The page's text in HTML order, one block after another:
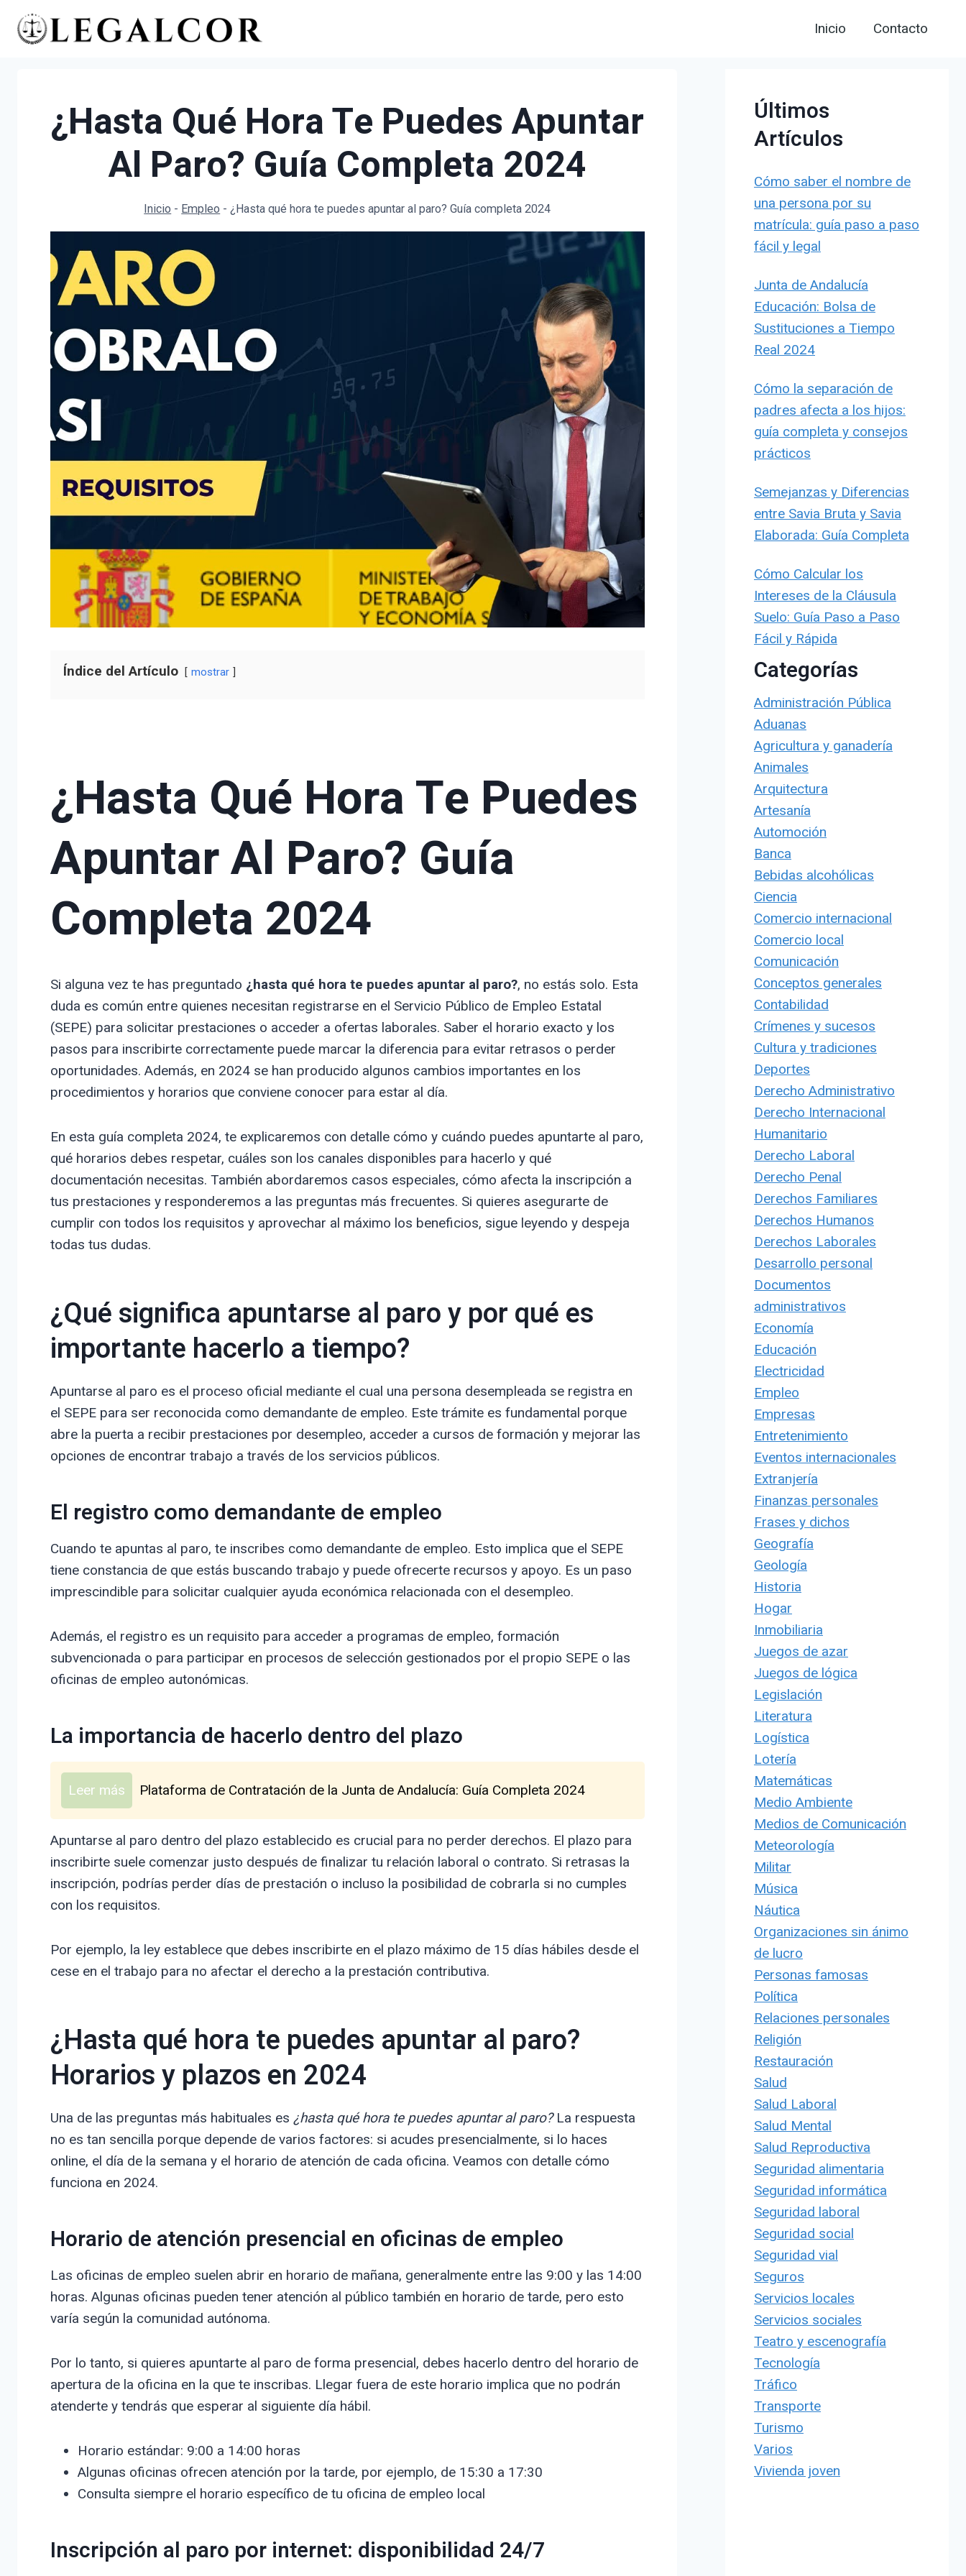
Saltar
Inicio Contacto
¿Hasta Qué Hora Te Puedes Apuntar
Al Paro? Guía Completa 2024
Inicio - Empleo - ¿Hasta qué hora te puedes apuntar al paro? Guía completa 2024
Índice del Artículo mostrar
¿Hasta Qué Hora Te Puedes
Apuntar Al Paro? Guía
Completa 2024
Si alguna vez te has preguntado ¿hasta qué hora te puedes apuntar al paro?, no estás solo. Esta
duda es común entre quienes necesitan registrarse en el Servicio Público de Empleo Estatal
(SEPE) para solicitar prestaciones o acceder a ofertas laborales. Saber el horario exacto y los
pasos para inscribirte correctamente puede marcar la diferencia para evitar retrasos o perder
oportunidades. Además, en 2024 se han producido algunos cambios importantes en los
procedimientos y horarios que conviene conocer para estar al día.
En esta guía completa 2024, te explicaremos con detalle cómo y cuándo puedes apuntarte al paro,
qué horarios debes respetar, cuáles son los canales disponibles para hacerlo y qué
documentación necesitas. También abordaremos casos especiales, cómo afecta la inscripción a
tus prestaciones y responderemos a las preguntas más frecuentes. Si quieres asegurarte de
cumplir con todos los requisitos y aprovechar al máximo los beneficios, sigue leyendo y despeja
todas tus dudas.
¿Qué significa apuntarse al paro y por qué es
importante hacerlo a tiempo?
Apuntarse al paro es el proceso oficial mediante el cual una persona desempleada se registra en
el SEPE para ser reconocida como demandante de empleo. Este trámite es fundamental porque
abre la puerta a recibir prestaciones por desempleo, acceder a cursos de formación y mejorar las
opciones de encontrar trabajo a través de los servicios públicos.
El registro como demandante de empleo
Cuando te apuntas al paro, te inscribes como demandante de empleo. Esto implica que el SEPE
tiene constancia de que estás buscando trabajo y puede ofrecerte recursos y apoyo. Es un paso
imprescindible para solicitar cualquier ayuda económica relacionada con el desempleo.
Además, el registro es un requisito para acceder a programas de empleo, formación
subvencionada o para participar en procesos de selección gestionados por el propio SEPE o las
oficinas de empleo autonómicas.
La importancia de hacerlo dentro del plazo
Leer más Plataforma de Contratación de la Junta de Andalucía: Guía Completa 2024
Apuntarse al paro dentro del plazo establecido es crucial para no perder derechos. El plazo para
inscribirte suele comenzar justo después de finalizar tu relación laboral o contrato. Si retrasas la
inscripción, podrías perder días de prestación o incluso la posibilidad de cobrarla si no cumples
con los requisitos.
Por ejemplo, la ley establece que debes inscribirte en el plazo máximo de 15 días hábiles desde el
cese en el trabajo para no afectar el derecho a la prestación contributiva.
¿Hasta qué hora te puedes apuntar al paro?
Horarios y plazos en 2024
Una de las preguntas más habituales es ¿hasta qué hora te puedes apuntar al paro?La respuesta
no es tan sencilla porque depende de varios factores: si acudes presencialmente, si lo haces
online, el día de la semana y el horario de atención de cada oficina. Veamos con detalle cómo
funciona en 2024.
Horario de atención presencial en oficinas de empleo
Las oficinas de empleo suelen abrir en horario de mañana, generalmente entre las 9:00 y las 14:00
horas. Algunas oficinas pueden tener atención al público también en horario de tarde, pero esto
varía según la comunidad autónoma.
Por lo tanto, si quieres apuntarte al paro de forma presencial, debes hacerlo dentro del horario de
apertura de la oficina en la que te inscribas. Llegar fuera de este horario implica que no podrán
atenderte y tendrás que esperar al siguiente día hábil.
Horario estándar: 9:00 a 14:00 horas
Algunas oficinas ofrecen atención por la tarde, por ejemplo, de 15:30 a 17:30
Consulta siempre el horario específico de tu oficina de empleo local
Inscripción al paro por internet: disponibilidad 24/7
Últimos
Artículos
Cómo saber el nombre de
una persona por su
matrícula: guía paso a paso
fácil y legal
Junta de Andalucía
Educación: Bolsa de
Sustituciones a Tiempo
Real 2024
Cómo la separación de
padres afecta a los hijos:
guía completa y consejos
prácticos
Semejanzas y Diferencias
entre Savia Bruta y Savia
Elaborada: Guía Completa
Cómo Calcular los
Intereses de la Cláusula
Suelo: Guía Paso a Paso
Fácil y Rápida
Categorías
Administración Pública
Aduanas
Agricultura y ganadería
Animales
Arquitectura
Artesanía
Automoción
Banca
Bebidas alcohólicas
Ciencia
Comercio internacional
Comercio local
Comunicación
Conceptos generales
Contabilidad
Crímenes y sucesos
Cultura y tradiciones
Deportes
Derecho Administrativo
Derecho Internacional
Humanitario
Derecho Laboral
Derecho Penal
Derechos Familiares
Derechos Humanos
Derechos Laborales
Desarrollo personal
Documentos
administrativos
Economía
Educación
Electricidad
Empleo
Empresas
Entretenimiento
Eventos internacionales
Extranjería
Finanzas personales
Frases y dichos
Geografía
Geología
Historia
Hogar
Inmobiliaria
Juegos de azar
Juegos de lógica
Legislación
Literatura
Logística
Lotería
Matemáticas
Medio Ambiente
Medios de Comunicación
Meteorología
Militar
Música
Náutica
Organizaciones sin ánimo
de lucro
Personas famosas
Política
Relaciones personales
Religión
Restauración
Salud
Salud Laboral
Salud Mental
Salud Reproductiva
Seguridad alimentaria
Seguridad informática
Seguridad laboral
Seguridad social
Seguridad vial
Seguros
Servicios locales
Servicios sociales
Teatro y escenografía
Tecnología
Tráfico
Transporte
Turismo
Varios
Vivienda joven